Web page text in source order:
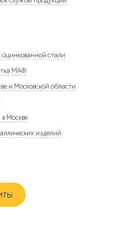
стали
МАФ
и Московской области
Москве
изделий